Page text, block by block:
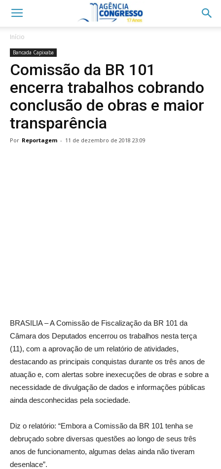
Início
Bancada Capixaba
Comissão da BR 101
encerra trabalhos cobrando
conclusão de obras e maior
transparência
Por Reportagem - 11 de dezembro de 2018 23:09
BRASILIA – A Comissão de Fiscalização da BR 101 da
Câmara dos Deputados encerrou os trabalhos nesta terça
(11), com a aprovação de um relatório de atividades,
destacando as principais conquistas durante os três anos de
atuação e, com alertas sobre inexecuções de obras e sobre a
necessidade de divulgação de dados e informações públicas
ainda desconhecidas pela sociedade.
Diz o relatório: “Embora a Comissão da BR 101 tenha se
debruçado sobre diversas questões ao longo de seus três
anos de funcionamento, algumas delas ainda não tiveram
desenlace”.